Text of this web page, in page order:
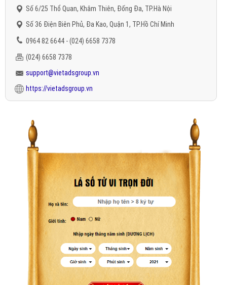
Số 6/25 Thổ Quan, Khâm Thiên, Đống Đa, TP.Hà Nội
Số 36 Điện Biên Phủ, Đa Kao, Quận 1, TP.Hồ Chí Minh
0964 82 6644 - (024) 6658 7378
(024) 6658 7378
support@vietadsgroup.vn
https://vietadsgroup.vn